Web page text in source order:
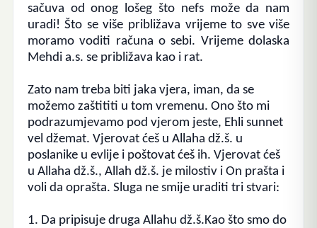
sačuva od onog lošeg što nefs može da nam
uradi!Što se više približava vrijeme to sve više
moramo voditi računa o sebi. Vrijeme dolaska
Mehdi a.s. se približava kao i rat.
Zato nam treba biti jaka vjera, iman, da se
možemo zaštititi u tom vremenu. Ono što mi
podrazumjevamo pod vjerom jeste, Ehli sunnet
vel džemat. Vjerovat ćeš u Allaha dž.š. u
poslanike u evlije i poštovat ćeš ih. Vjerovat ćeš
u Allaha dž.š., Allah dž.š. je milostiv i On prašta i
voli da oprašta. Sluga ne smije uraditi tri stvari:
1. Da pripisuje druga Allahu dž.š.Kao što smo do